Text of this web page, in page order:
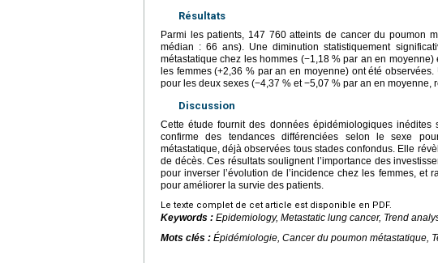
Résultats
Parmi les patients, 147 760 atteints de cancer du poumon
médian : 66 ans). Une diminution statistiquement
métastatique chez les hommes (−1,18 % par an en
les femmes (+2,36 % par an en moyenne) ont été
pour les deux sexes (−4,37 % et −5,07 % par an en moyenne,
Discussion
Cette étude fournit des données épidémiologiques
confirme des tendances différenciées selon le sexe
métastatique, déjà observées tous stades confondus. Elle
de décès. Ces résultats soulignent l’importance des
pour inverser l’évolution de l’incidence chez les femmes, et
pour améliorer la survie des patients.
Le texte complet de cet article est disponible en PDF.
Keywords : Epidemiology, Metastatic lung cancer, Trend
Mots clés : Épidémiologie, Cancer du poumon métastatique,